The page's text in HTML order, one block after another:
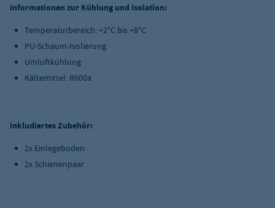
Informationen zur Kühlung und Isolation:
Temperaturbereich: +2°C bis +8°C
PU-Schaum-Isolierung
Umluftkühlung
Kältemittel: R600a
inkludiertes Zubehör:
2x Einlegeboden
2x Schienenpaar